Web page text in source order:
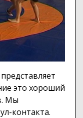
это хороший
Мы
контакта.